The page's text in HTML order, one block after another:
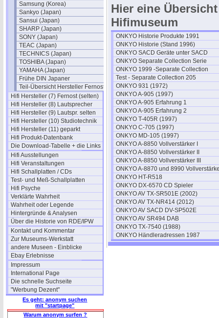
Samsung (Korea)
Sankyo (Japan)
Sansui (Japan)
SHARP (Japan)
SONY (Japan)
TEAC (Japan)
TECHNICS (Japan)
TOSHIBA (Japan)
YAMAHA (Japan)
Frühe DIN Japaner
Teil-Übersicht Hersteller Fernost
Hifi Hersteller (7) Fernost (selten)
Hifi Hersteller (8) Lautsprecher
Hifi Hersteller (9) Lautspr. selten
Hifi Hersteller (10) Studiotechnik
Hifi Hersteller (11) geparkt
Hifi Produkt-Datenbank
Die Download-Tabelle + die Links
Hifi Ausstellungen
Hifi Veranstaltungen
Hifi Schallplatten / CDs
Test- und Meß-Schallplatten
Hifi Psyche
Verklärte Wahrheit
Wahrheit oder Legende
Hintergründe & Analysen
Über die Historie von RDE/IPW
Kontakt und Kommentar
Zur Museums-Werkstatt
andere Museen - Einblicke
Ebay Erlebnisse
Impressum
International Page
Die schnelle Suchseite
"Werbung Dezent"
Es geht: anonym suchen
mit "startpage"
Warum anonym surfen ?
Hier eine
Hifimuseum
ONKYO Historie Produkte 1991
ONKYO Historie (Stand 1996)
ONKYO SACD Geräte unter SACD
ONKYO Separate Collection Serie
ONKYO 1999 -Separate Collection
Test - Separate Collection 205
ONKYO 931 (1972)
ONKYO A-905 (1997)
ONKYO A-905 Erfahrung 1
ONKYO A-905 Erfahrung 2
ONKYO T-405R (1997)
ONKYO C-705 (1997)
ONKYO MD-105 (1997)
ONKYO A-8850 Vollverstärker I
ONKYO A-8850 Vollverstärker II
ONKYO A-8850 Vollverstärker III
ONKYO A-8870 und 8990
ONKYO HT-R518
ONKYO DX-6570 CD Spieler
ONKYO AV TX-SR501E (2002)
ONKYO AV TX-NR414 (2012)
ONKYO AV SACD DV-SP502E
ONKYO AV SR494 DAB
ONKYO TX-7540 (1988)
ONKYO Händleradressen 1987